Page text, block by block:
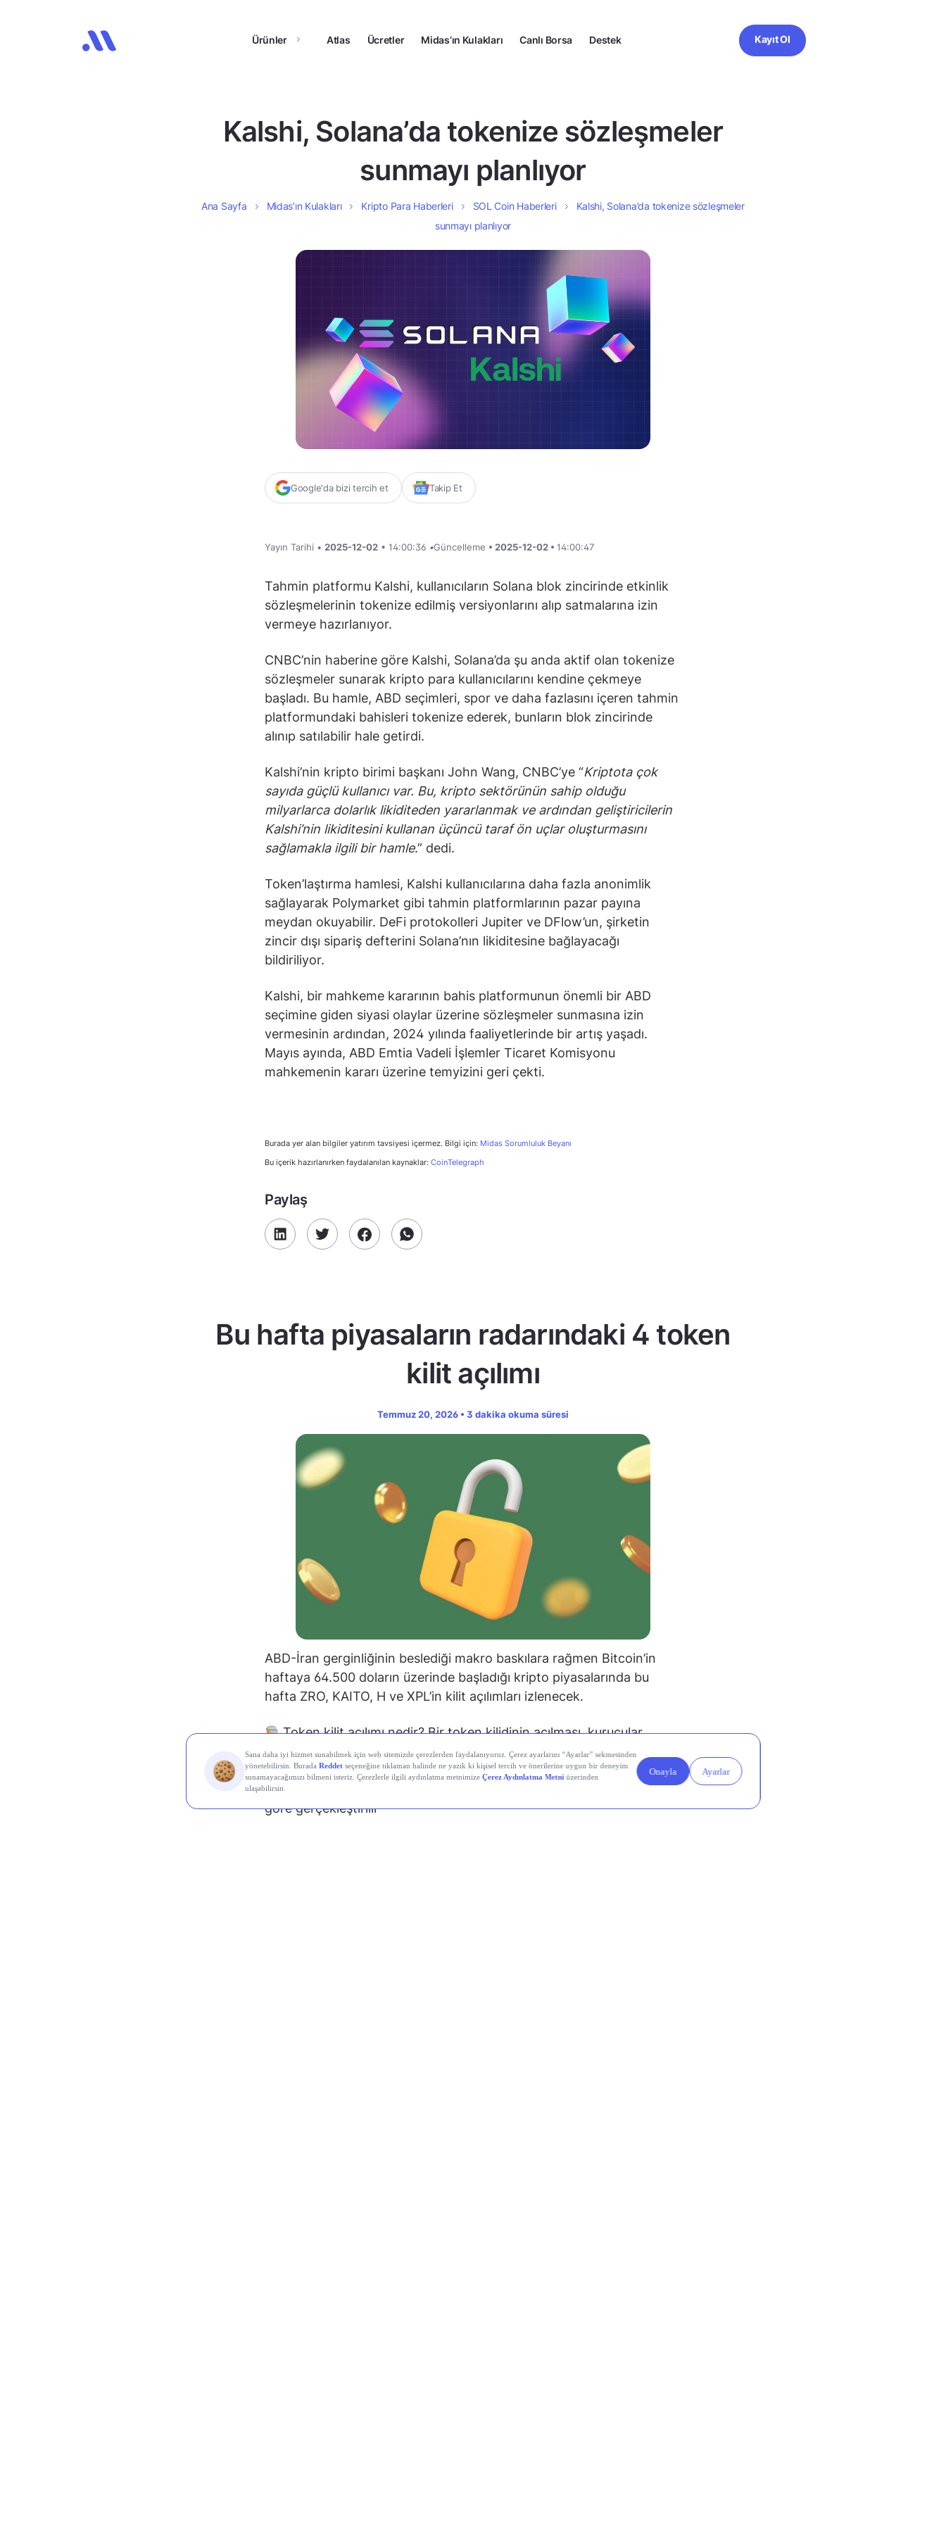
Ürünler Atlas Ücretler Midas’ın Kulakları Canlı Borsa Destek Kayıt Ol
Kalshi, Solana’da tokenize sözleşmeler
sunmayı planlıyor
Ana Sayfa Midas’ın Kulakları Kripto Para Haberleri SOL Coin Haberleri
Kalshi, Solana’da tokenize sözleşmeler
sunmayı planlıyor
Google'da bizi tercih et Takip Et
Yayın Tarihi • 2025-12-02 • 14:00:36 •Güncelleme • 2025-12-02 • 14:00:47
Tahmin platformu Kalshi, kullanıcıların Solana blok zincirinde etkinlik
sözleşmelerinin tokenize edilmiş versiyonlarını alıp satmalarına izin
vermeye hazırlanıyor.
CNBC’nin haberine göre Kalshi, Solana’da şu anda aktif olan tokenize
sözleşmeler sunarak kripto para kullanıcılarını kendine çekmeye
başladı. Bu hamle, ABD seçimleri, spor ve daha fazlasını içeren tahmin
platformundaki bahisleri tokenize ederek, bunların blok zincirinde
alınıp satılabilir hale getirdi.
Kalshi’nin kripto birimi başkanı John Wang, CNBC’ye “Kriptota çok
sayıda güçlü kullanıcı var. Bu, kripto sektörünün sahip olduğu
milyarlarca dolarlık likiditeden yararlanmak ve ardından geliştiricilerin
Kalshi’nin likiditesini kullanan üçüncü taraf ön uçlar oluşturmasını
sağlamakla ilgili bir hamle.” dedi.
Token’laştırma hamlesi, Kalshi kullanıcılarına daha fazla anonimlik
sağlayarak Polymarket gibi tahmin platformlarının pazar payına
meydan okuyabilir. DeFi protokolleri Jupiter ve DFlow’un, şirketin
zincir dışı sipariş defterini Solana’nın likiditesine bağlayacağı
bildiriliyor.
Kalshi, bir mahkeme kararının bahis platformunun önemli bir ABD
seçimine giden siyasi olaylar üzerine sözleşmeler sunmasına izin
vermesinin ardından, 2024 yılında faaliyetlerinde bir artış yaşadı.
Mayıs ayında, ABD Emtia Vadeli İşlemler Ticaret Komisyonu
mahkemenin kararı üzerine temyizini geri çekti.
Burada yer alan bilgiler yatırım tavsiyesi içermez. Bilgi için: Midas Sorumluluk Beyanı
Bu içerik hazırlanırken faydalanılan kaynaklar: CoinTelegraph
Paylaş
Bu hafta piyasaların radarındaki 4 token
kilit açılımı
Temmuz 20, 2026 • 3 dakika okuma süresi
ABD-İran gerginliğinin beslediği makro baskılara rağmen Bitcoin’in
haftaya 64.500 doların üzerinde başladığı kripto piyasalarında bu
hafta ZRO, KAITO, H ve XPL’in kilit açılımları izlenecek.
Token kilit açılımı nedir? Bir token kilidinin açılması, kurucular,
yatırımcılar veya hazine için önceden kilitlenmiş token’ları belirli bir
programa göre dolaşıma sokulmasıdır. Bu işlem, projenin
başlangıcından itibaren önceden tasarlanmış belirli bir yol haritasına
göre gerçekleştirilir